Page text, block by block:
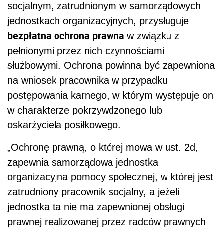
socjalnym, zatrudnionym w samorządowych
jednostkach organizacyjnych, przysługuje
bezpłatna ochrona prawna w związku z
pełnionymi przez nich czynnościami
służbowymi. Ochrona powinna być zapewniona
na wniosek pracownika w przypadku
postępowania karnego, w którym występuje on
w charakterze pokrzywdzonego lub
oskarżyciela posiłkowego.
„Ochronę prawną, o której mowa w ust. 2d,
zapewnia samorządowa jednostka
organizacyjna pomocy społecznej, w której jest
zatrudniony pracownik socjalny, a jeżeli
jednostka ta nie ma zapewnionej obsługi
prawnej realizowanej przez radców prawnych